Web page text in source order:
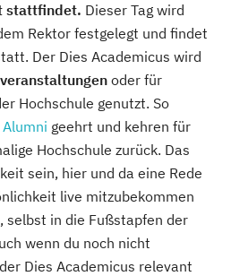
stattfindet. Dieser Tag wird
Rektor festgelegt und findet
Der Dies Academicus wird
oder für
Hochschule genutzt. So
Alumni geehrt und kehren für
Hochschule zurück. Das
sein, hier und da eine Rede
live mitzubekommen
in die Fußstapfen der
wenn du noch nicht
Dies Academicus relevant